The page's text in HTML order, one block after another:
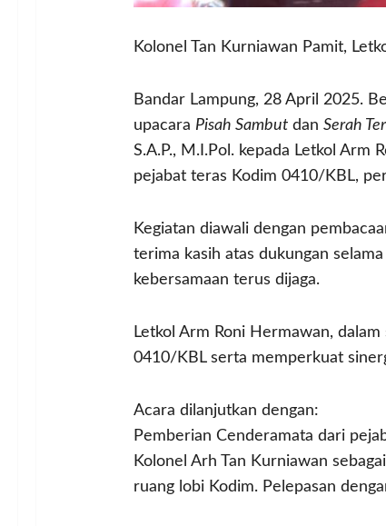
Kolonel Tan Kurniawan Pamit,
Bandar Lampung, 28 April 2025.
upacara Pisah Sambutdan Serah
S.A.P., M.I.Pol. kepada Letkol
pejabat teras Kodim 0410/KBL,
Kegiatan diawali dengan
terima kasih atas dukungan
kebersamaan terus dijaga.
Letkol Arm Roni Hermawan,
0410/KBL serta memperkuat
Acara dilanjutkan dengan:
Pemberian Cenderamata dari
Kolonel Arh Tan Kurniawan
ruang lobi Kodim. Pelepasan